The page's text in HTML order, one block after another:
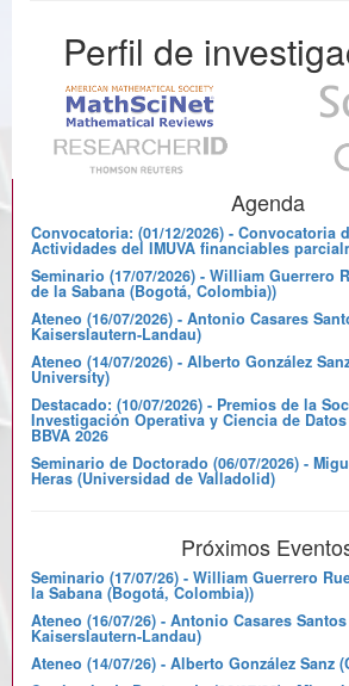
Perfil de
Agenda
Convocatoria: (01/12/2026) - Convocatoria
Actividades del IMUVA financiables
Seminario (17/07/2026) - William Guerrero
de la Sabana (Bogotá, Colombia))
Ateneo (16/07/2026) - Antonio Casares
Kaiserslautern-Landau)
Ateneo (14/07/2026) - Alberto González
University)
Destacado: (10/07/2026) - Premios de la
Investigación Operativa y Ciencia de
BBVA 2026
Seminario de Doctorado (06/07/2026) -
Heras (Universidad de Valladolid)
Próximos
Seminario (17/07/26) - William Guerrero
la Sabana (Bogotá, Colombia))
Ateneo (16/07/26) - Antonio Casares
Kaiserslautern-Landau)
Ateneo (14/07/26) - Alberto González Sanz